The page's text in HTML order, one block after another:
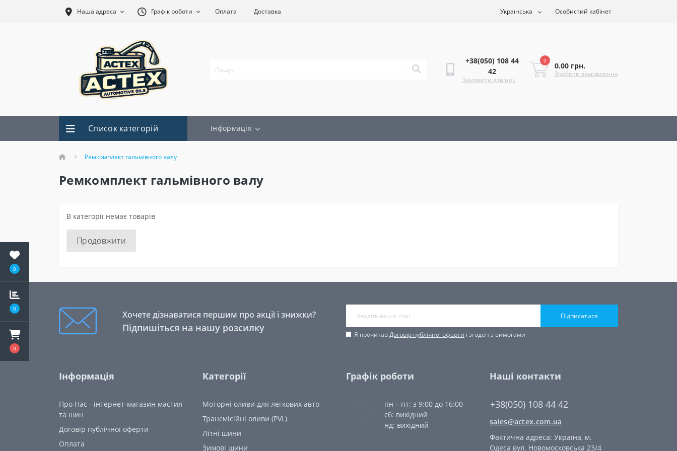
0
0
0
Наша адреса Графік роботи Оплата Доставка Українська Особистий кабінет
+38(050) 108 44
42
Замовити дзвінок
0
0.00 грн.
Зробити замовлення
Список категорій Інформація
Ремкомплект гальмівного валу
Ремкомплект гальмівного валу
В категорії немає товарів
Продовжити
Хочете дізнаватися першим про акції і знижки?
Підпишіться на нашу розсилку
Підписатися
Я прочитавДоговір публічної оферти і згоден з вимогами
Інформація
Про Нас - інтернет-магазин мастил
та шин
Договір публічної оферти
Oплата
Категорії
Моторні оливи для легкових авто
Трансмісійні оливи (PVL)
Літні шини
Зимові шини
Графік роботи
пн – пт: з 9:00 до 16:00
сб: вихідний
нд: вихідний
Наші контакти
+38(050) 108 44 42
sales@actex.com.ua
Фактична адреса: Україна, м.
Одеса вул. Новомосковська 23/4